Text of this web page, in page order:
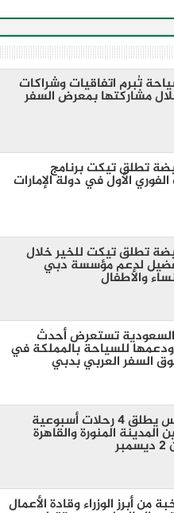
تُبرم اتفاقيات وشراكات
مشاركتها بمعرض السفر
تطلق تيكت برنامج
الأول في دولة الإمارات
تطلق تيكت للخير خلال
لدعم مؤسسة دبي
والأطفال
تستعرض أحدث
للسياحة بالمملكة في
السفر العربي بدبي
طيران ناس يطلق 4 رحلات أسبوعية
المدينة المنورة والقاهرة
من أبرز الوزراء وقادة الأعمال